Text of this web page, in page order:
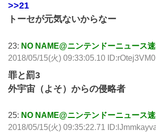
>>21
トーセが元気ないからなー
23: NO NAME@ニンテンドーニュース
2018/05/15(火) 09:33:05.10 ID:rOtej3VM0
罪と罰3
外宇宙（よそ）からの侵略者
25: NO NAME@ニンテンドーニュース
2018/05/15(火) 09:35:22.71